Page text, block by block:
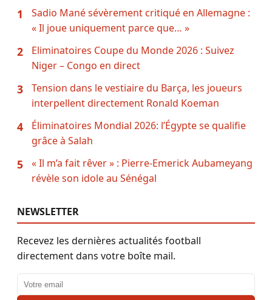
1
Sadio Mané sévèrement critiqué en Allemagne :
« Il joue uniquement parce que… »
2
Eliminatoires Coupe du Monde 2026 : Suivez
Niger – Congo en direct
3
Tension dans le vestiaire du Barça, les joueurs
interpellent directement Ronald Koeman
4
Éliminatoires Mondial 2026: l’Égypte se qualifie
grâce à Salah
5
« Il m’a fait rêver » : Pierre-Emerick Aubameyang
révèle son idole au Sénégal
NEWSLETTER
Recevez les dernières actualités football
directement dans votre boîte mail.
Adresse email